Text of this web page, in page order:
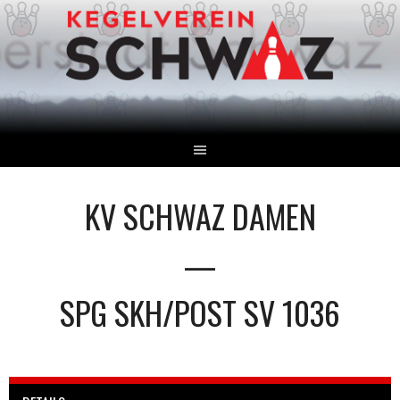
Springe
zum
Inhalt
KV SCHWAZ DAMEN
—
SPG SKH/POST SV 1036